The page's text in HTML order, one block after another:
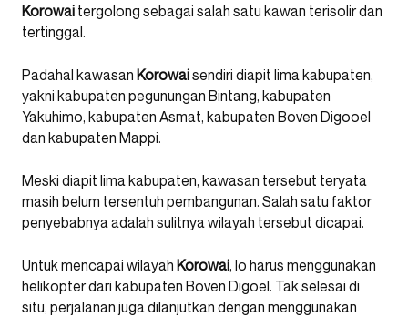
Korowai tergolong sebagai salah satu kawan terisolir dan
tertinggal.
Padahal kawasan Korowaisendiri diapit lima kabupaten,
yakni kabupaten pegunungan Bintang, kabupaten
Yakuhimo, kabupaten Asmat, kabupaten Boven Digooel
dan kabupaten Mappi.
Meski diapit lima kabupaten, kawasan tersebut teryata
masih belum tersentuh pembangunan. Salah satu faktor
penyebabnya adalah sulitnya wilayah tersebut dicapai.
Untuk mencapai wilayah Korowai, lo harus menggunakan
helikopter dari kabupaten Boven Digoel. Tak selesai di
situ, perjalanan juga dilanjutkan dengan menggunakan